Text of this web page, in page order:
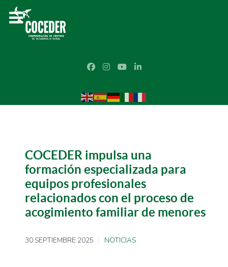
COCEDER impulsa una
formación especializada para
equipos profesionales
relacionados con el proceso de
acogimiento familiar de menores
30 SEPTIEMBRE 2025 NOTICIAS